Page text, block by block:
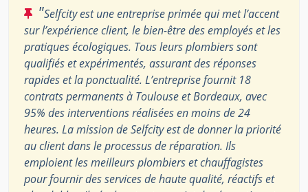
"Selfcity est une entreprise primée qui met l’accent
sur l’expérience client, le bien-être des employés et les
pratiques écologiques. Tous leurs plombiers sont
qualifiés et expérimentés, assurant des réponses
rapides et la ponctualité. L’entreprise fournit 18
contrats permanents à Toulouse et Bordeaux, avec
95% des interventions réalisées en moins de 24
heures. La mission de Selfcity est de donner la priorité
au client dans le processus de réparation. Ils
emploient les meilleurs plombiers et chauffagistes
pour fournir des services de haute qualité, réactifs et